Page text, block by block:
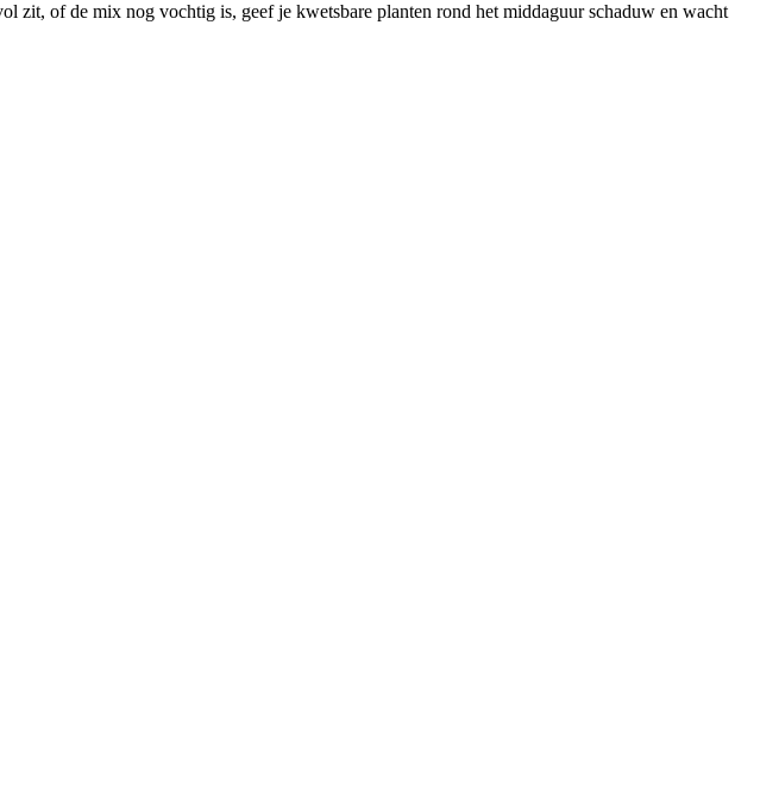
zit, of de mix nog vochtig is, geef je kwetsbare planten rond het middaguur schaduw en wacht